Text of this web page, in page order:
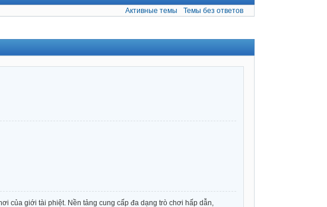
Активные темы Темы без ответов
của giới tài phiệt. Nền tảng cung cấp đa dạng trò chơi hấp dẫn,